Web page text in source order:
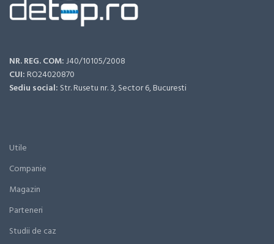
NR. REG. COM:J40/10105/2008
CUI:RO24020870
Sediu social: Str. Rusetu nr. 3, Sector 6, Bucuresti
Utile
Companie
Magazin
Parteneri
Studii de caz